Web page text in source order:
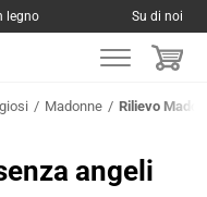
legno Su di noi
Madonne Rilievo
angeli